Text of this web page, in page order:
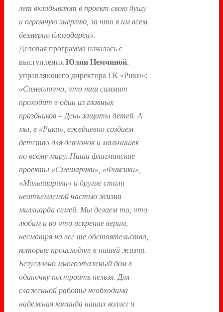
лет вкладывают в проект свою душу
и огромную энергию, за что я им всем
безмерно благодарен».
Деловая программа началась с
выступления Юлии Немчиной,
управляющего директора ГК «Рики»:
«Символично, что наш саммит
проходит в один из главных
праздников – День защиты детей. А
мы, в «Рики», ежедневно создаем
детство для девчонок и мальчишек
по всему миру. Наши флагманские
проекты «Смешарики», «Фиксики»,
«Малышарики» и другие стали
неотъемлемой частью жизни
миллиарда семей. Мы делаем то, что
любим и во что искренне верим,
несмотря на все те обстоятельства,
которые происходят в нашей жизни.
Безусловно многоэтажный дом в
одиночку построить нельзя. Для
слаженной работы необходима
надежная команда наших коллег и